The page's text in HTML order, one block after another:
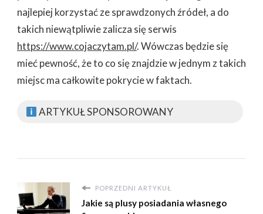
najlepiej korzystać ze sprawdzonych źródeł, a do
takich niewątpliwie zalicza się serwis
https://www.cojaczytam.pl/. Wówczas będzie się
mieć pewność, że to co się znajdzie w jednym z takich
miejsc ma całkowite pokrycie w faktach.
ARTYKUŁ SPONSOROWANY
POPRZEDNI ARTYKUŁ
Jakie są plusy posiadania własnego